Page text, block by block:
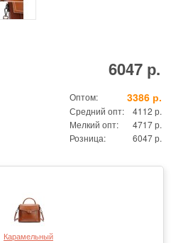
6047 р.
Оптом: 3386 р.
Средний опт:
4112 р.
Мелкий опт:
4717 р.
Розница:
6047 р.
Карамельный